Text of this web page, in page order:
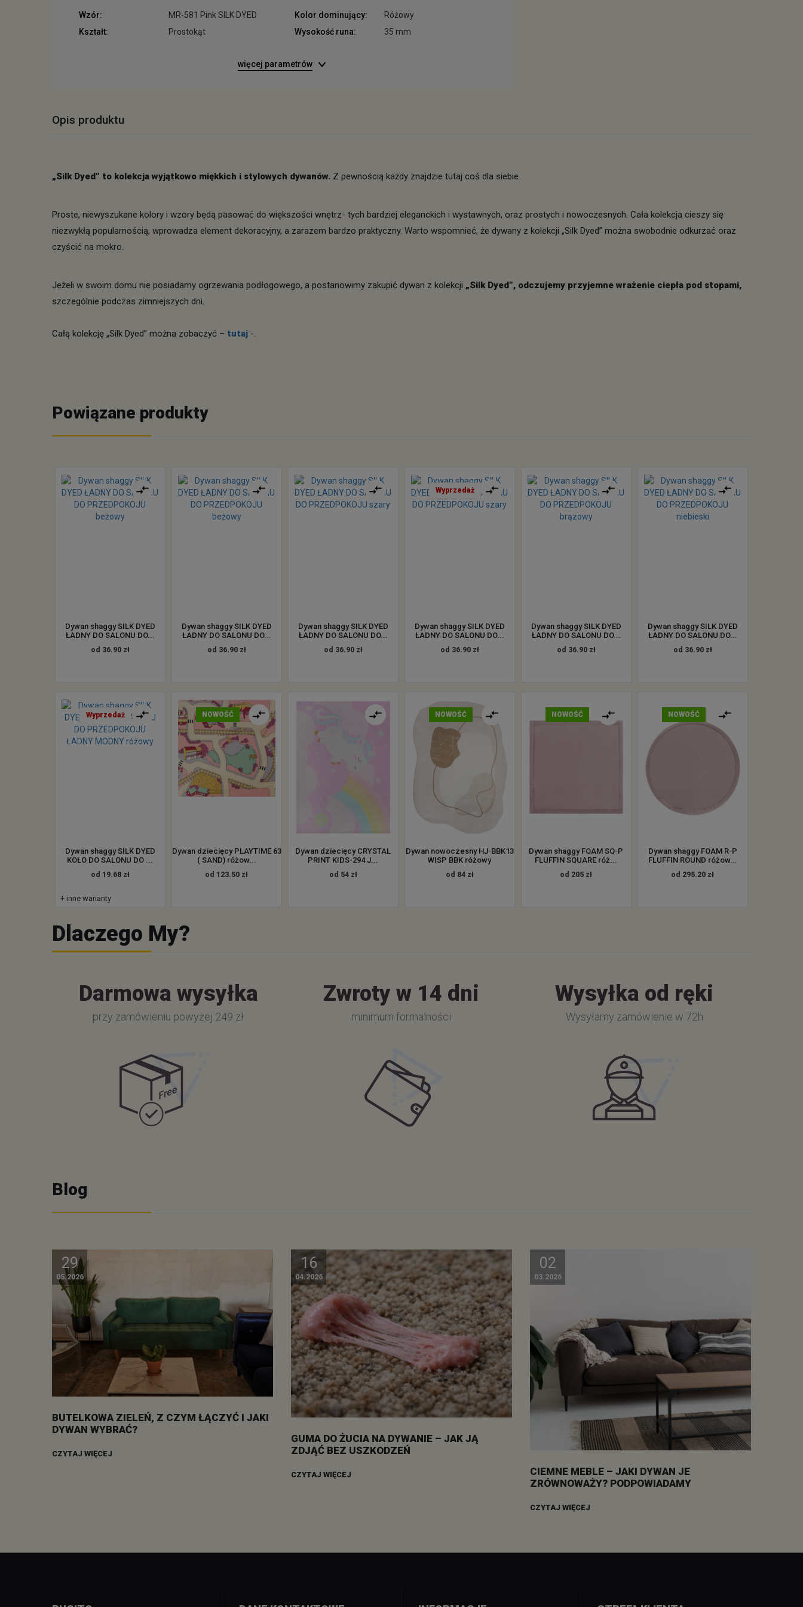
Wzór: MR-581 Pink SILK DYED Kolor dominujący:
Różowy
Kształt:
Prostokąt Wysokość runa: 35 mm
więcej parametrów
Opis produktu
„Silk Dyed” to kolekcja wyjątkowo miękkich i stylowych dywanów. Z pewnością każdy znajdzie tutaj coś dla siebie.
Proste, niewyszukane kolory i wzory będą pasować do większości wnętrz- tych bardziej eleganckich i wystawnych, oraz prostych i nowoczesnych. Cała kolekcja cieszy się
niezwykłą popularnością, wprowadza element dekoracyjny, a zarazem bardzo praktyczny. Warto wspomnieć, że dywany z kolekcji „Silk Dyed” można swobodnie odkurzać oraz
czyścić na mokro.
Jeżeli w swoim domu nie posiadamy ogrzewania podłogowego, a postanowimy zakupić dywan z kolekcji „Silk Dyed”, odczujemy przyjemne wrażenie ciepła pod stopami,
szczególnie podczas zimniejszych dni.
Całą kolekcję „Silk Dyed” można zobaczyć – tutaj -.
Powiązane produkty
Dywan shaggy SILK DYED
ŁADNY DO SALONU DO...
od 36.90 zł
Dywan shaggy SILK DYED
ŁADNY DO SALONU DO...
od 36.90 zł
Dywan shaggy SILK DYED
ŁADNY DO SALONU DO...
od 36.90 zł
Wyprzedaż
Dywan shaggy SILK DYED
ŁADNY DO SALONU DO...
od 36.90 zł
Dywan shaggy SILK DYED
ŁADNY DO SALONU DO...
od 36.90 zł
Dywan shaggy SILK DYED
ŁADNY DO SALONU DO...
od 36.90 zł
Wyprzedaż
Dywan shaggy SILK DYED
KOŁO DO SALONU DO ...
od 19.68 zł
+ inne warianty
NOWOŚĆ
Dywan dziecięcy PLAYTIME 63
( SAND) różow...
od 123.50 zł
Dywan dziecięcy CRYSTAL
PRINT KIDS-294 J...
od 54 zł
NOWOŚĆ
Dywan nowoczesny HJ-BBK13
WISP BBK różowy
od 84 zł
NOWOŚĆ
Dywan shaggy FOAM SQ-P
FLUFFIN SQUARE róż...
od 205 zł
NOWOŚĆ
Dywan shaggy FOAM R-P
FLUFFIN ROUND różow...
od 295.20 zł
Dlaczego My?
Darmowa wysyłka
przy zamówieniu powyżej 249 zł
Zwroty w 14 dni
minimum formalności
Wysyłka od ręki
Wysyłamy zamówienie w 72h
Blog
29
05.2026
BUTELKOWA ZIELEŃ, Z CZYM ŁĄCZYĆ I JAKI
DYWAN WYBRAĆ?
CZYTAJ WIĘCEJ
16
04.2026
GUMA DO ŻUCIA NA DYWANIE – JAK JĄ
ZDJĄĆ BEZ USZKODZEŃ
CZYTAJ WIĘCEJ
02
03.2026
CIEMNE MEBLE – JAKI DYWAN JE
ZRÓWNOWAŻY? PODPOWIADAMY
CZYTAJ WIĘCEJ